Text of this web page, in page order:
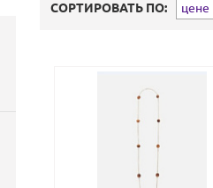
СОРТИРОВАТЬ ПО: цене